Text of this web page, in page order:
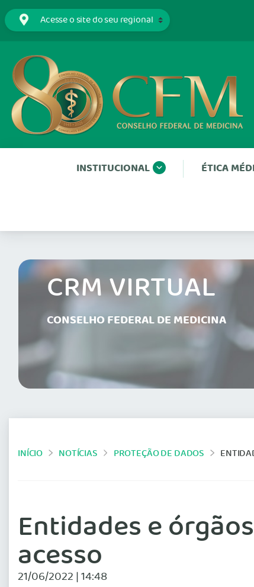
INSTITUCIONAL ÉTICA
CRM VIRTUAL
CONSELHO FEDERAL DE MEDICINA
INÍCIO NOTÍCIAS PROTEÇÃO DE DADOS
Entidades e
acesso
21/06/2022 | 14:48